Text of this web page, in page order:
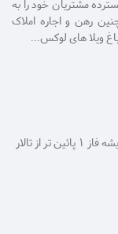
مشتریان خود را به
رهن و اجاره املاک
ویلا های لوکس...
شهریار، میدان صیاد شیرازی به طرف انتهای اندیشه فاز 1 پائین تر از تالار